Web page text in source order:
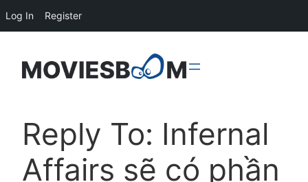
Reply To: Infernal
Affairs sẽ có phần
Log In Register